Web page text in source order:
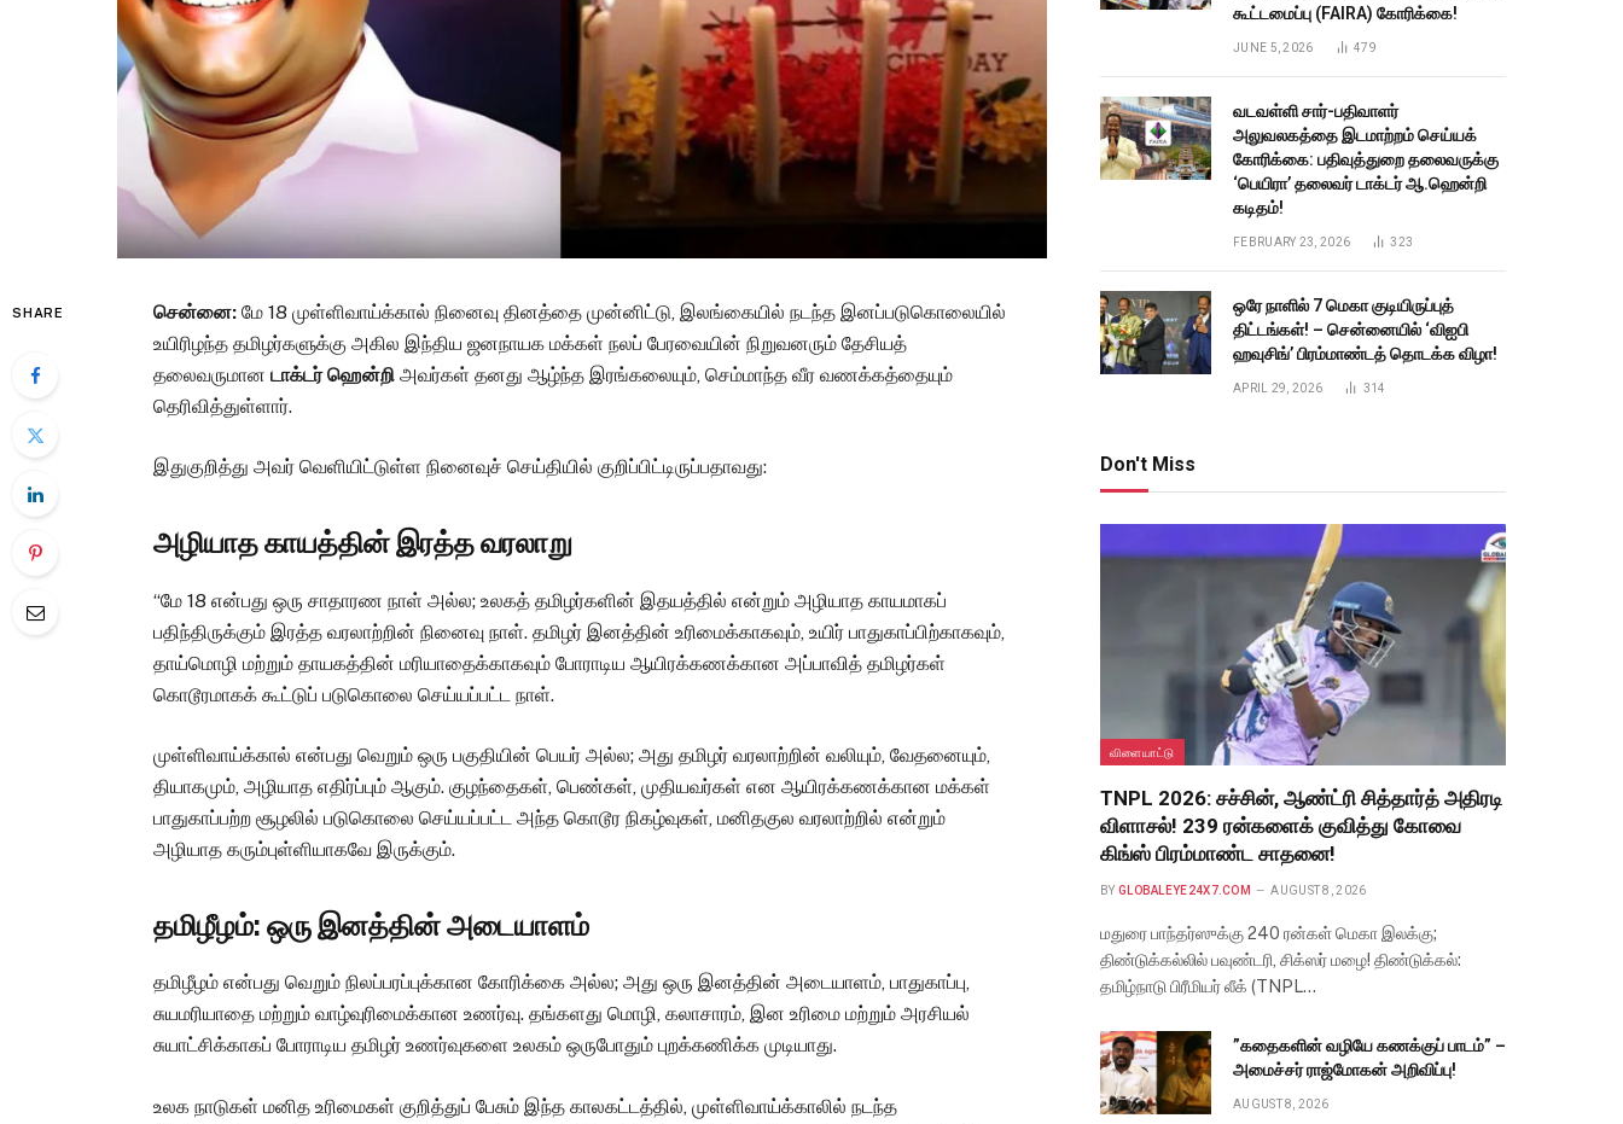
SHARE சென்னை: மே 18 முள்ளிவாய்க்கால் நினைவு தினத்தை முன்னிட்டு, இலங்கையில் நடந்த இனப்படுகொலையில்
உயிரிழந்த தமிழர்களுக்கு அகில இந்திய ஜனநாயக மக்கள் நலப் பேரவையின் நிறுவனரும் தேசியத்
தலைவருமானடாக்டர் ஹென்றி அவர்கள் தனது ஆழ்ந்த இரங்கலையும், செம்மாந்த வீர வணக்கத்தையும்
தெரிவித்துள்ளார்.
இதுகுறித்து அவர் வெளியிட்டுள்ள நினைவுச் செய்தியில் குறிப்பிட்டிருப்பதாவது:
அழியாத காயத்தின் இரத்த வரலாறு
“மே 18 என்பது ஒரு சாதாரண நாள் அல்ல; உலகத் தமிழர்களின் இதயத்தில் என்றும் அழியாத காயமாகப்
பதிந்திருக்கும் இரத்த வரலாற்றின் நினைவு நாள். தமிழர் இனத்தின் உரிமைக்காகவும், உயிர் பாதுகாப்பிற்காகவும்,
தாய்மொழி மற்றும் தாயகத்தின் மரியாதைக்காகவும் போராடிய ஆயிரக்கணக்கான அப்பாவித் தமிழர்கள்
கொடூரமாகக் கூட்டுப் படுகொலை செய்யப்பட்ட நாள்.
முள்ளிவாய்க்கால் என்பது வெறும் ஒரு பகுதியின் பெயர் அல்ல; அது தமிழர் வரலாற்றின் வலியும், வேதனையும்,
தியாகமும், அழியாத எதிர்ப்பும் ஆகும். குழந்தைகள், பெண்கள், முதியவர்கள் என ஆயிரக்கணக்கான மக்கள்
பாதுகாப்பற்ற சூழலில் படுகொலை செய்யப்பட்ட அந்த கொடூர நிகழ்வுகள், மனிதகுல வரலாற்றில் என்றும்
அழியாத கரும்புள்ளியாகவே இருக்கும்.
தமிழீழம்: ஒரு இனத்தின் அடையாளம்
தமிழீழம் என்பது வெறும் நிலப்பரப்புக்கான கோரிக்கை அல்ல; அது ஒரு இனத்தின் அடையாளம், பாதுகாப்பு,
சுயமரியாதை மற்றும் வாழ்வுரிமைக்கான உணர்வு. தங்களது மொழி, கலாசாரம், இன உரிமை மற்றும் அரசியல்
சுயாட்சிக்காகப் போராடிய தமிழர் உணர்வுகளை உலகம் ஒருபோதும் புறக்கணிக்க முடியாது.
உலக நாடுகள் மனித உரிமைகள் குறித்துப் பேசும் இந்த காலகட்டத்தில், முள்ளிவாய்க்காலில் நடந்த
கூட்டமைப்பு (FAIRA) கோரிக்கை!
JUNE 5, 2026 479
வடவள்ளி சார்-பதிவாளர்
அலுவலகத்தை இடமாற்றம் செய்யக்
கோரிக்கை: பதிவுத்துறை தலைவருக்கு
‘பெயிரா’ தலைவர் டாக்டர் ஆ.ஹென்றி
கடிதம்!
FEBRUARY 23, 2026 323
ஒரே நாளில் 7 மெகா குடியிருப்புத்
திட்டங்கள்! – சென்னையில் ‘விஐபி
ஹவுசிங்’ பிரம்மாண்டத் தொடக்க விழா!
APRIL 29, 2026 314
Don't Miss
விளையாட்டு
TNPL 2026: சச்சின், ஆண்ட்ரி சித்தார்த் அதிரடி
விளாசல்! 239 ரன்களைக் குவித்து கோவை
கிங்ஸ் பிரம்மாண்ட சாதனை!
BY GLOBALEYE24X7.COM AUGUST 8, 2026
மதுரை பாந்தர்ஸுக்கு 240 ரன்கள் மெகா இலக்கு;
திண்டுக்கல்லில் பவுண்டரி, சிக்ஸர் மழை! திண்டுக்கல்:
தமிழ்நாடு பிரீமியர் லீக் (TNPL…
”கதைகளின் வழியே கணக்குப் பாடம்” –
அமைச்சர் ராஜ்மோகன் அறிவிப்பு!
AUGUST 8, 2026